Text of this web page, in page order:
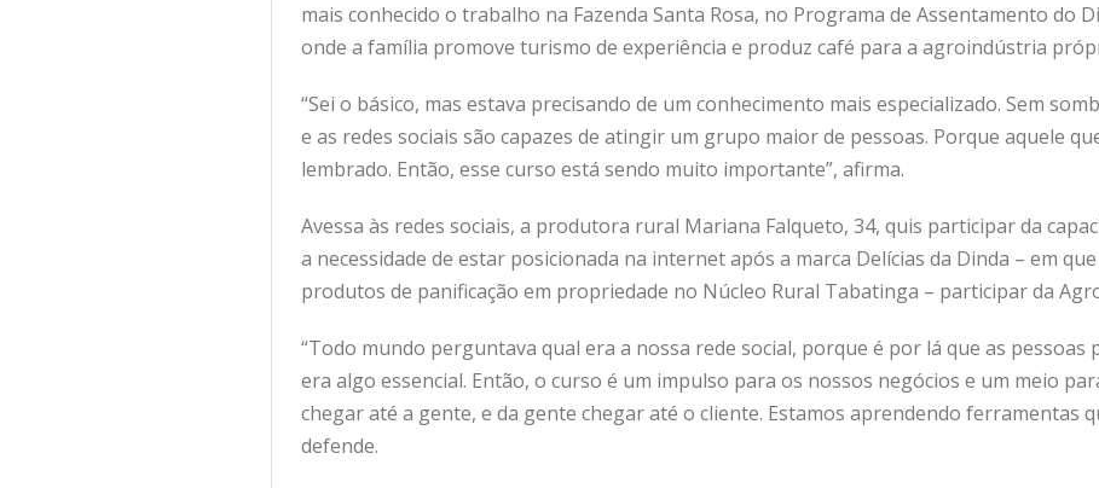
mais conhecido o trabalho na Fazenda Santa Rosa, no Programa de Assentamento do
onde a família promove turismo de experiência e produz café para a agroindústria
“Sei o básico, mas estava precisando de um conhecimento mais especializado. Sem
e as redes sociais são capazes de atingir um grupo maior de pessoas. Porque aquele
lembrado. Então, esse curso está sendo muito importante”, afirma.
Avessa às redes sociais, a produtora rural Mariana Falqueto, 34, quis participar da
a necessidade de estar posicionada na internet após a marca Delícias da Dinda – em
produtos de panificação em propriedade no Núcleo Rural Tabatinga – participar da
“Todo mundo perguntava qual era a nossa rede social, porque é por lá que as pessoas
era algo essencial. Então, o curso é um impulso para os nossos negócios e um meio
chegar até a gente, e da gente chegar até o cliente. Estamos aprendendo ferramentas
defende.